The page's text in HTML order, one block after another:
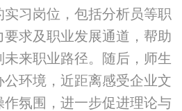
习岗位，包括分析员等职
求及职业发展通道，帮助
来职业路径。随后，师生
环境，近距离感受企业文
氛围，进一步促进理论与